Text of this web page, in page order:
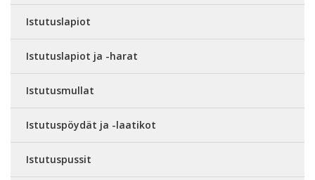
Istutuslapiot
Istutuslapiot ja -harat
Istutusmullat
Istutuspöydät ja -laatikot
Istutuspussit